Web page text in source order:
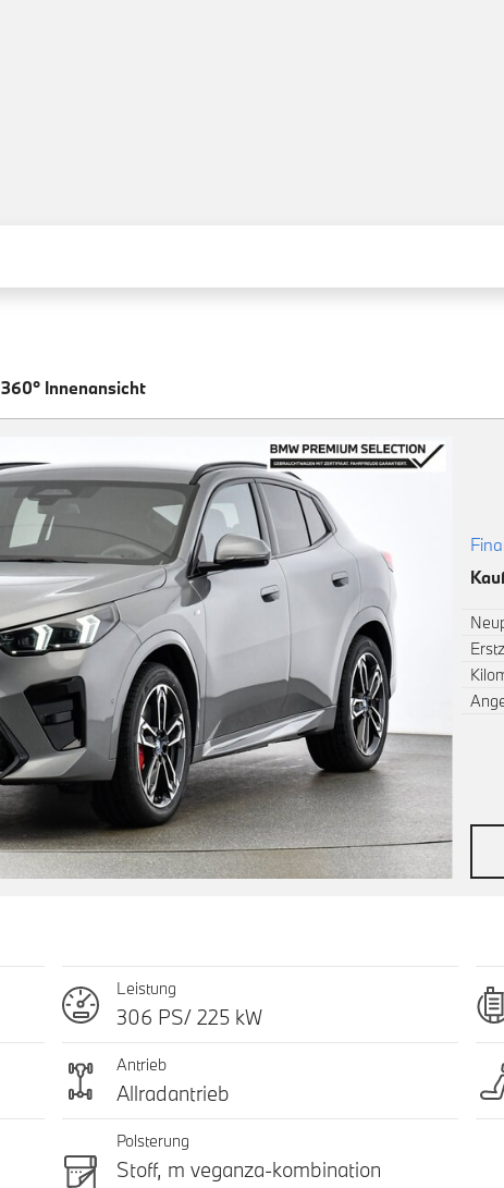
360° Innenansicht
Leistung
306 PS/ 225 kW
Antrieb
Allradantrieb
Polsterung
Stoff, m veganza-kombination